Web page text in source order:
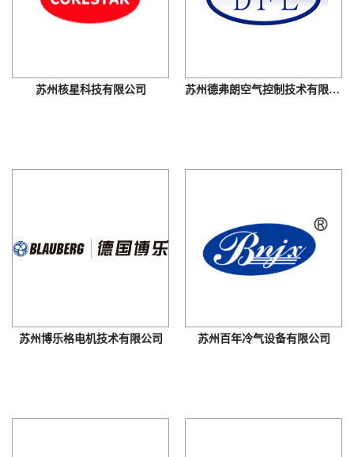
苏州核星科技有限公司 苏州德弗朗空气控制技术有限公司
苏州博乐格电机技术有限公司 苏州百年冷气设备有限公司